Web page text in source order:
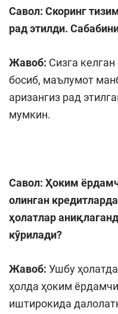
Савол: Скоринг
рад этилди.
Жавоб: Сизга
босиб, маълумот
аризангиз рад
мумкин.
Савол: Ҳоким
олинган
ҳолатлар
кўрилади?
Жавоб: Ушбу
ҳолда ҳоким
иштирокида